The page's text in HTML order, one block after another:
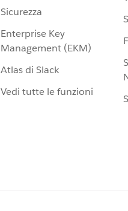
Sicurezza
Enterprise Key
Management (EKM)
Atlas di Slack
Vedi tutte le funzioni